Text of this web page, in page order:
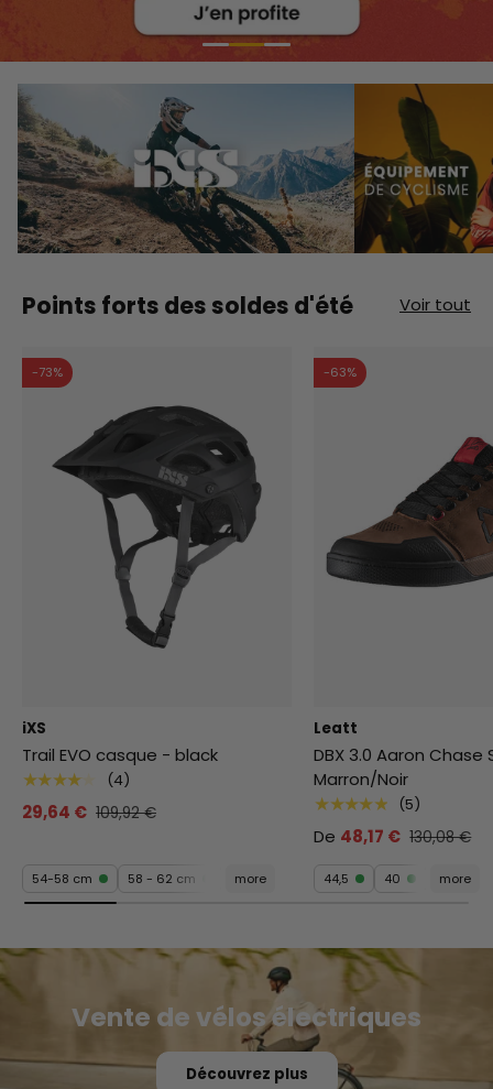
Points forts des soldes d'été Voir tout
-73%
iXS
Trail EVO casque - black
★★★★★ (4)
29,64 € 109,92 €
54-58 cm 58 - 62 cm more
-63%
Leatt
DBX 3.0 Aaron
Marron/Noir
★★★★★ (5)
De 48,17 € 130,08 €
44,5 40 more
Vente de vélos électriques
Découvrez plus